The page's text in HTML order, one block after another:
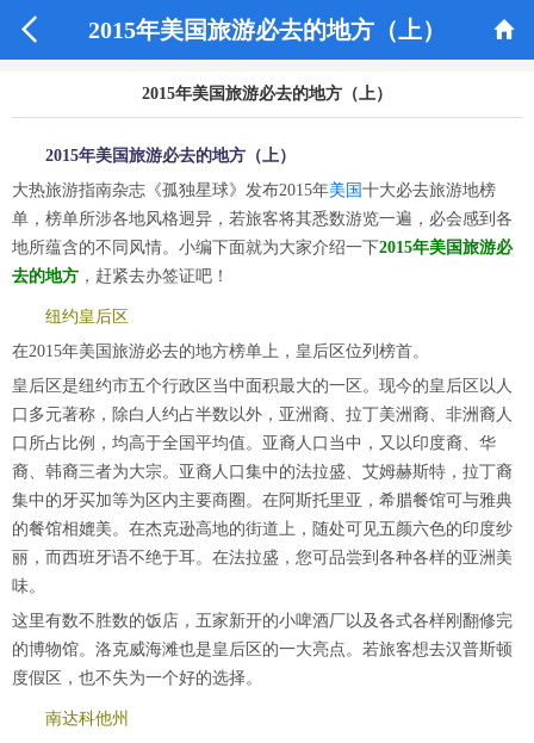
 2015年美国旅游必去的地方（上） 
2015年美国旅游必去的地方（上）
2015年美国旅游必去的地方（上）
大热旅游指南杂志《孤独星球》发布2015年美国 十大必去旅游地榜
单，榜单所涉各地风格迥异，若旅客将其悉数游览一遍，必会感到各
地所蕴含的不同风情。小编下面就为大家介绍一下2015年美国旅游必
去的地方 ，赶紧去办签证吧！
纽约皇后区
在2015年美国旅游必去的地方榜单上，皇后区位列榜首。
皇后区是纽约市五个行政区当中面积最大的一区。现今的皇后区以人
口多元著称，除白人约占半数以外，亚洲裔、拉丁美洲裔、非洲裔人
口所占比例，均高于全国平均值。亚裔人口当中，又以印度裔、华
裔、韩裔三者为大宗。亚裔人口集中的法拉盛、艾姆赫斯特，拉丁裔
集中的牙买加等为区内主要商圈。在阿斯托里亚，希腊餐馆可与雅典
的餐馆相媲美。在杰克逊高地的街道上，随处可见五颜六色的印度纱
丽，而西班牙语不绝于耳。在法拉盛，您可品尝到各种各样的亚洲美
味。
这里有数不胜数的饭店，五家新开的小啤酒厂以及各式各样刚翻修完
的博物馆。洛克威海滩也是皇后区的一大亮点。若旅客想去汉普斯顿
度假区，也不失为一个好的选择。
南达科他州